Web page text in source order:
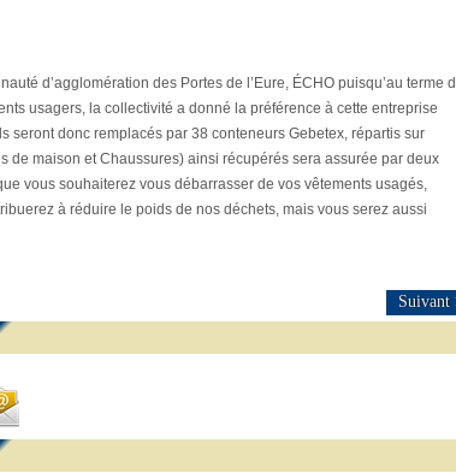
d’agglomération des Portes de l’Eure, ÉCHO puisqu’au terme
usagers, la collectivité a donné la préférence à cette entreprise
seront donc remplacés par 38 conteneurs Gebetex, répartis sur
de maison et Chaussures) ainsi récupérés sera assurée par deux
vous souhaiterez vous débarrasser de vos vêtements usagés,
à réduire le poids de nos déchets, mais vous serez aussi
Suivant